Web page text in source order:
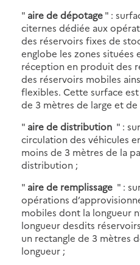
" aire de dépotage" :
citernes dédiée aux
des réservoirs fixes de
englobe les zones situées
réception en produit des
des réservoirs mobiles
flexibles. Cette surface
de 3 mètres de large et
" aire de distribution " :
circulation des véhicules
moins de 3 mètres de la
distribution ;
" aire de remplissage " :
opérations
mobiles dont la longueur
longueur desdits
un rectangle de 3 mètres
longueur ;